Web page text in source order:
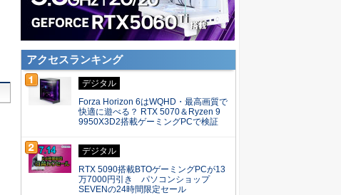
アクセスランキング
デジタル
Forza Horizon 6はWQHD・最高画質で
快適に遊べる？ RTX 5070＆Ryzen 9
9950X3D2搭載ゲーミングPCで検証
デジタル
RTX 5090搭載BTOゲーミングPCが13
万7000円引き パソコンショップ
SEVENの24時間限定セール